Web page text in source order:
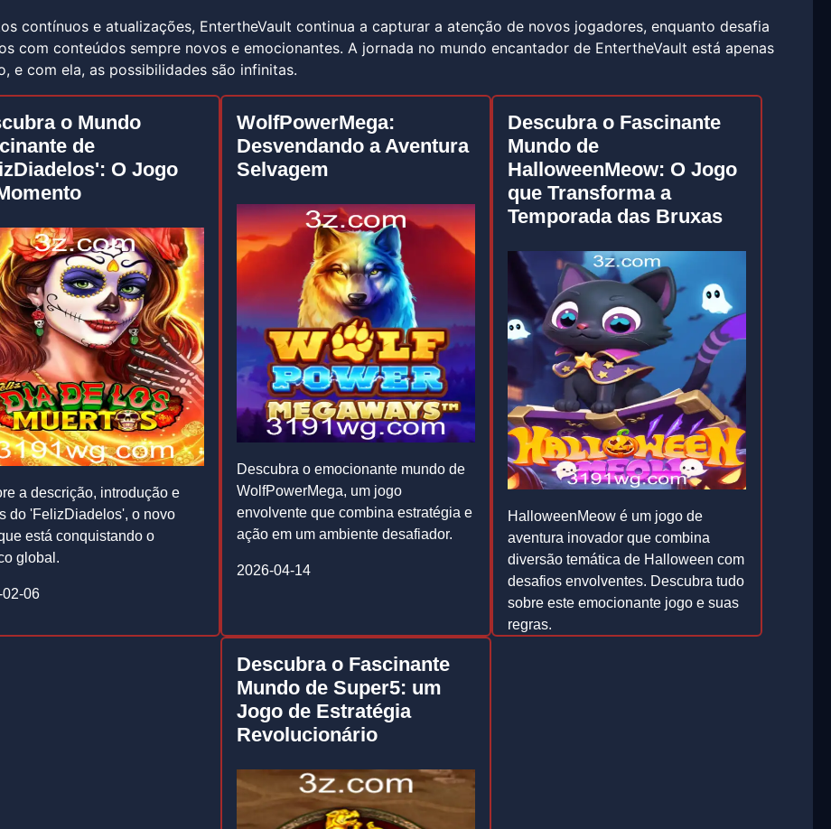
contínuos e atualizações, EntertheVault continua a capturar a atenção de novos jogadores, enquanto desafia
com conteúdos sempre novos e emocionantes. A jornada no mundo encantador de EntertheVault está apenas
e com ela, as possibilidades são infinitas.
o Mundo
de
O Jogo
a descrição, introdução e
do 'FelizDiadelos', o novo
está conquistando o
global.
02-06
WolfPowerMega:
Desvendando a Aventura
Selvagem
Descubra o emocionante mundo de
WolfPowerMega, um jogo
envolvente que combina estratégia e
ação em um ambiente desafiador.
2026-04-14
Descubra o Fascinante
Mundo de
HalloweenMeow: O Jogo
que Transforma a
Temporada das Bruxas
HalloweenMeow é um jogo de
aventura inovador que combina
diversão temática de Halloween com
desafios envolventes. Descubra tudo
sobre este emocionante jogo e suas
regras.
Descubra o Fascinante
Mundo de Super5: um
Jogo de Estratégia
Revolucionário